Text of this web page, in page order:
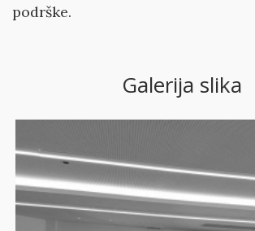
podrške.
Galerija slika